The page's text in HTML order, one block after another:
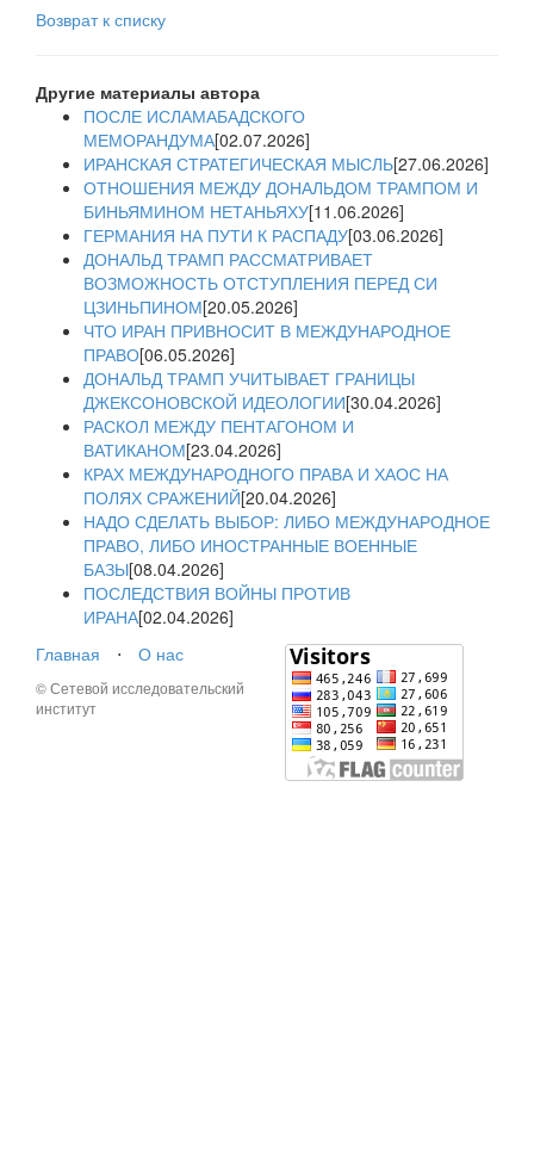
Возврат к списку
Другие материалы автора
ПОСЛЕ ИСЛАМАБАДСКОГО
МЕМОРАНДУМА[02.07.2026]
ИРАНСКАЯ СТРАТЕГИЧЕСКАЯ МЫСЛЬ[27.06.2026]
ОТНОШЕНИЯ МЕЖДУ ДОНАЛЬДОМ ТРАМПОМ И
БИНЬЯМИНОМ НЕТАНЬЯХУ[11.06.2026]
ГЕРМАНИЯ НА ПУТИ К РАСПАДУ[03.06.2026]
ДОНАЛЬД ТРАМП РАССМАТРИВАЕТ
ВОЗМОЖНОСТЬ ОТСТУПЛЕНИЯ ПЕРЕД СИ
ЦЗИНЬПИНОМ[20.05.2026]
ЧТО ИРАН ПРИВНОСИТ В МЕЖДУНАРОДНОЕ
ПРАВО[06.05.2026]
ДОНАЛЬД ТРАМП УЧИТЫВАЕТ ГРАНИЦЫ
ДЖЕКСОНОВСКОЙ ИДЕОЛОГИИ[30.04.2026]
РАСКОЛ МЕЖДУ ПЕНТАГОНОМ И
ВАТИКАНОМ[23.04.2026]
КРАХ МЕЖДУНАРОДНОГО ПРАВА И ХАОС НА
ПОЛЯХ СРАЖЕНИЙ[20.04.2026]
НАДО СДЕЛАТЬ ВЫБОР: ЛИБО МЕЖДУНАРОДНОЕ
ПРАВО, ЛИБО ИНОСТРАННЫЕ ВОЕННЫЕ
БАЗЫ[08.04.2026]
ПОСЛЕДСТВИЯ ВОЙНЫ ПРОТИВ
ИРАНА[02.04.2026]
Главная
⋅ О нас
© Сетевой исследовательский
институт